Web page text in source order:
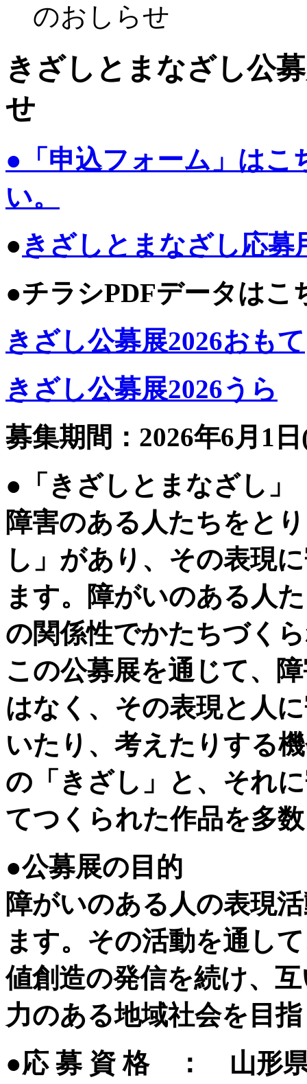
きざしとまなざし公
せ
●「申込フォーム」は
い。
● きざしとまなざし応募
●チラシPDFデータは
きざし公募展2026おもて
きざし公募展2026うら
募集期間：2026年6月1
●「きざしとまなざし」
障害のある人たちをと
し」があり、その表現
ます。障がいのある人
の関係性でかたちづく
この公募展を通じて、
はなく、その表現と人
いたり、考えたりする
の「きざし」と、それ
てつくられた作品を多
●公募展の目的
障がいのある人の表現
ます。その活動を通し
値創造の発信を続け、
力のある地域社会を目
●応 募 資 格 ： 山形県